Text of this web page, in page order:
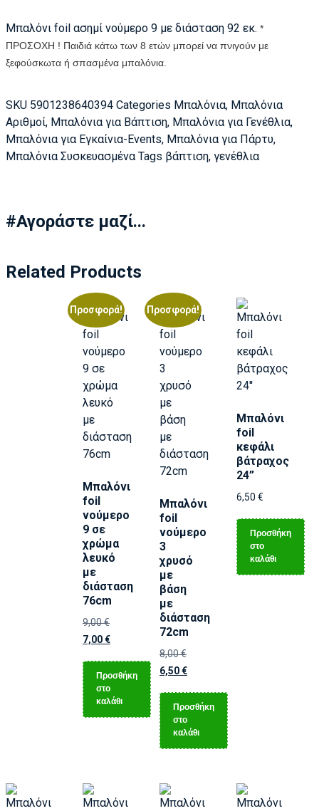
Μπαλόνι foil ασημί νούμερο 9 με διάσταση 92 εκ. *
ΠΡΟΣΟΧΗ ! Παιδιά κάτω των 8 ετών μπορεί να πνιγούν με
ξεφούσκωτα ή σπασμένα μπαλόνια.
SKU 5901238640394 Categories Μπαλόνια, Μπαλόνια
Αριθμοί, Μπαλόνια για Βάπτιση, Μπαλόνια για Γενέθλια,
Μπαλόνια για Εγκαίνια-Events, Μπαλόνια για Πάρτυ,
Μπαλόνια Συσκευασμένα Tags βάπτιση, γενέθλια
#Αγοράστε μαζί...
Related Products
Προσφορά!
Μπαλόνι
foil
νούμερο
9 σε
χρώμα
λευκό
με
διάσταση
76cm
9,00€
7,00€
Προσθήκη
στο
καλάθι
Προσφορά!
Μπαλόνι
foil
νούμερο
3
χρυσό
με
βάση
με
διάσταση
72cm
8,00€
6,50€
Προσθήκη
στο
καλάθι
Μπαλόνι
foil
κεφάλι
βάτραχος
24”
6,50 €
Προσθήκη
στο
καλάθι